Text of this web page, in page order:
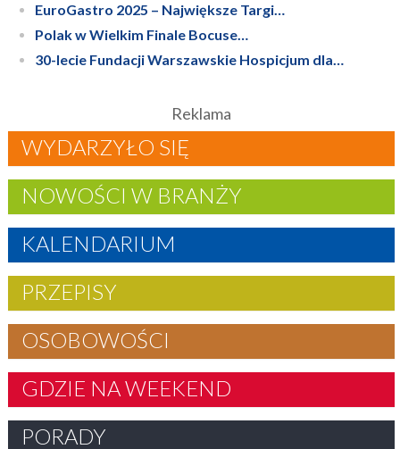
EuroGastro 2025 – Największe Targi…
Polak w Wielkim Finale Bocuse…
30-lecie Fundacji Warszawskie Hospicjum dla…
Reklama
WYDARZYŁO SIĘ
NOWOŚCI W BRANŻY
KALENDARIUM
PRZEPISY
OSOBOWOŚCI
GDZIE NA WEEKEND
PORADY